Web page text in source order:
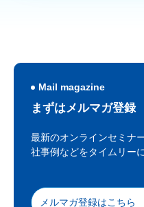
Mail magazine
まずはメルマガ登録
最新のオンラインセミナ
社事例などをタイムリー
メルマガ登録はこちら